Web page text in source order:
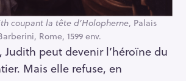
coupant la tête d’Holopherne, Palais
Rome, 1599 env.
Judith peut devenir l’héroïne du
Mais elle refuse, en